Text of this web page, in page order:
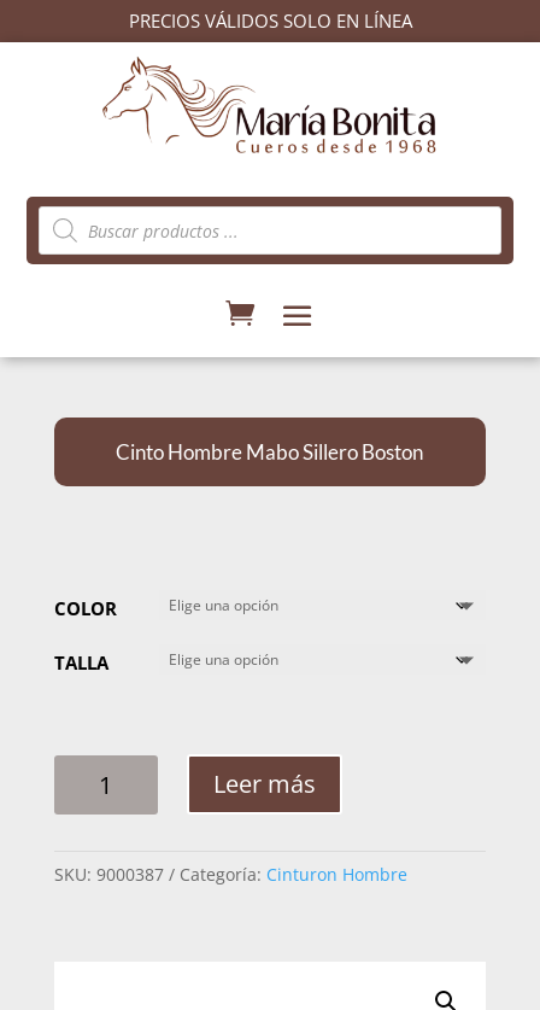
PRECIOS VÁLIDOS SOLO EN LÍNEA
Búsqueda
de
productos
Cinto Hombre Mabo Sillero Boston
COLOR
TALLA
HOMBRE
BOSTON
Leer más
SKU: 9000387 Categoría: Cinturon Hombre